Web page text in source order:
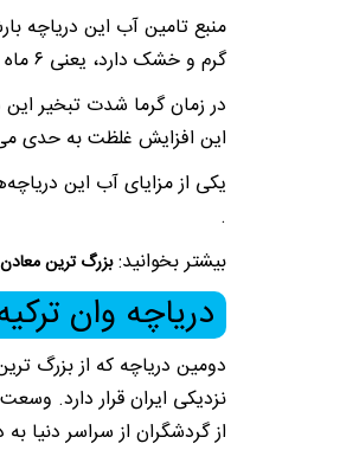
منبع تامین آب این دریاچه
گرم و خشک دارد، یعنی ۶ ماه تابستان و بهار از آب خشک می‌شود.
در زمان گرما شدت تبخیر
این افزایش غلظت به حدی
یکی از مزایای آب این
.
بیشتر بخوانید:بزرگ ترین
دریاچه وان
دومین دریاچه که از بزرگ
از گردشگران از سراسر دنیا